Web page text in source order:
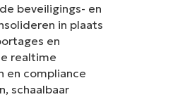
beveiligings- en
in plaats
en
realtime
en compliance
schaalbaar